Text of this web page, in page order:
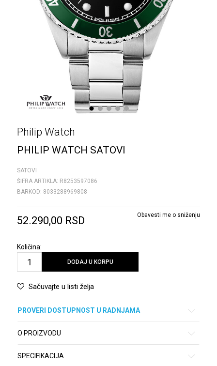
1 2 3 4 5
Philip Watch
PHILIP WATCH SATOVI
SATOVI
ŠIFRA ARTIKLA: R8253597086
BARKOD: 8033288969808
52.290,00 RSD Obavesti me o sniženju
Količina:
DODAJ U KORPU
Sačuvajte u listi želja
PROVERI DOSTUPNOST U RADNJAMA
O PROIZVODU
SPECIFIKACIJA